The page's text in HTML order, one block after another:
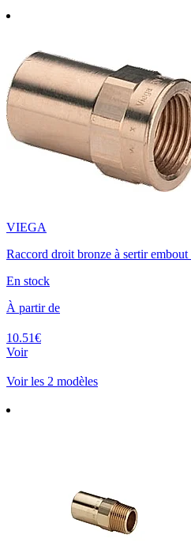
VIEGA
Raccord droit bronze à sertir
En stock
À partir de
10.51€
Voir
Voir les 2 modèles